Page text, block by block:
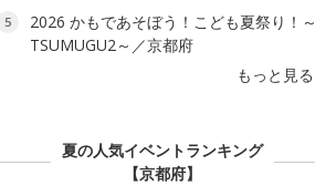
5
2026 かもであそぼう！こども夏祭り！～
TSUMUGU2～／京都府
もっと見る
夏の人気イベントランキング
【京都府】